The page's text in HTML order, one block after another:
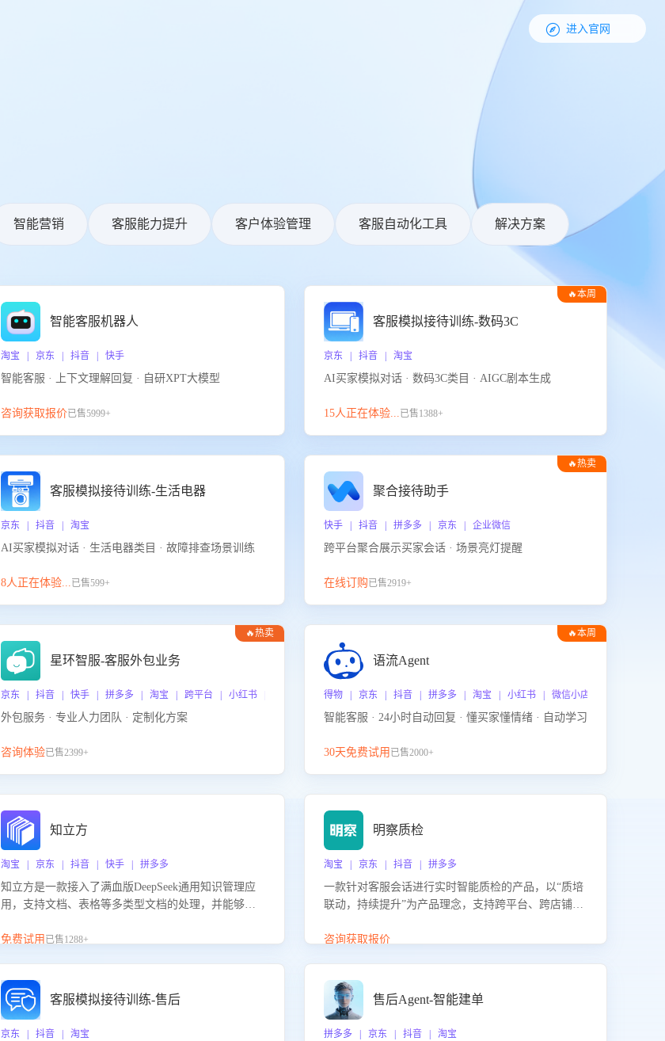
 进入官网
智能营销 客服能力提升 客户体验管理 客服自动化工具 解决方案
智能客服机器人
淘宝 | 京东 | 抖音 | 快手
智能客服 · 上下文理解回复 · 自研XPT大模型
咨询获取报价已售5999+
🔥本周
客服模拟接待训练-数码3C
京东 | 抖音 | 淘宝
AI买家模拟对话 · 数码3C类目 · AIGC剧本生成
15人正在体验...已售1388+
客服模拟接待训练-生活电器
京东 | 抖音 | 淘宝
AI买家模拟对话 · 生活电器类目 · 故障排查场景训练
8人正在体验...已售599+
🔥热卖
聚合接待助手
快手 | 抖音 | 拼多多 | 京东 | 企业微信
跨平台聚合展示买家会话 · 场景亮灯提醒
在线订购已售2919+
🔥热卖
星环智服-客服外包业务
京东 | 抖音 | 快手 | 拼多多 | 淘宝 | 跨平台 | 小红书 | 得物 | 企业微信
外包服务 · 专业人力团队 · 定制化方案
咨询体验已售2399+
🔥本周
语流Agent
得物 | 京东 | 抖音 | 拼多多 | 淘宝 | 小红书 | 微信小店 | 快手 | 唯品
智能客服 · 24小时自动回复 · 懂买家懂情绪 · 自动学习
30天免费试用 已售2000+
知立方
淘宝 | 京东 | 抖音 | 快手 | 拼多多
知立方是一款接入了满血版DeepSeek通用知识管理应
用，支持文档、表格等多类型文档的处理，并能够基
景提供强大的知识支持，帮助用户高效管理和利用知
免费试用 已售1288+
明察质检
淘宝 | 京东 | 抖音 | 拼多多
一款针对客服会话进行实时智能质检的产品，以“质培
联动，持续提升”为产品理念，支持跨平台、跨店铺的
联动，持续提升客服团队的销服能力。
咨询获取报价
客服模拟接待训练-售后
京东 | 抖音 | 淘宝
售后Agent-智能建单
拼多多 | 京东 | 抖音 | 淘宝